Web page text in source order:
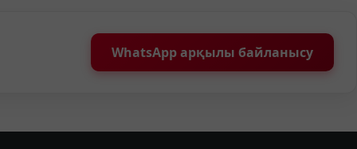
WhatsApp арқылы байланысу